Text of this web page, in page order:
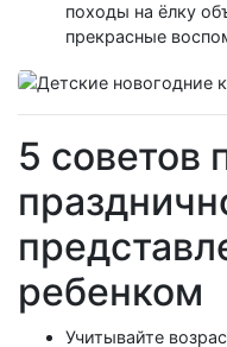
походы на ёлку
прекрасные
5 советов
ребенком
Учитывайте